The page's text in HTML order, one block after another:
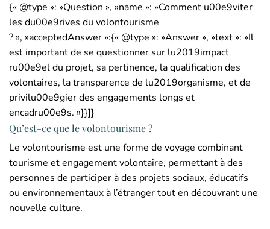
{« @type »: »Question », »name »: »Comment u00e9viter
les du00e9rives du volontourisme
? », »acceptedAnswer »:{« @type »: »Answer », »text »: »Il
est important de se questionner sur lu2019impact
ru00e9el du projet, sa pertinence, la qualification des
volontaires, la transparence de lu2019organisme, et de
privilu00e9gier des engagements longs et
encadru00e9s. »}}]}
Qu’est-ce que le volontourisme ?
Le volontourisme est une forme de voyage combinant
tourisme et engagement volontaire, permettant à des
personnes de participer à des projets sociaux, éducatifs
ou environnementaux à l’étranger tout en découvrant une
nouvelle culture.